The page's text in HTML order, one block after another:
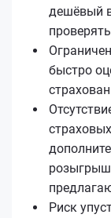
дешёвый
быстро
Риск